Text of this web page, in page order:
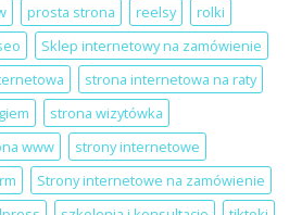
prosta strona reelsy
rolki
Sklep internetowy na zamówienie
strona internetowa na raty
strona wizytówka
www
strony internetowe
Strony internetowe na zamówienie